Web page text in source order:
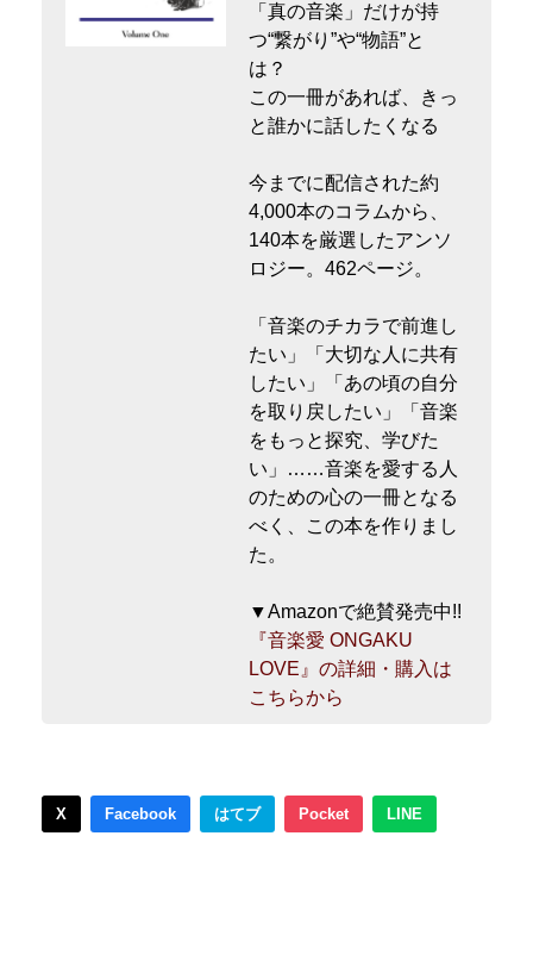
「真の音楽」だけが持
つ“繋がり”や“物語”と
は？
この一冊があれば、きっ
と誰かに話したくなる
今までに配信された約
4,000本のコラムから、
140本を厳選したアンソ
ロジー。462ページ。
「音楽のチカラで前進し
たい」「大切な人に共有
したい」「あの頃の自分
を取り戻したい」「音楽
をもっと探究、学びた
い」……音楽を愛する人
のための心の一冊となる
べく、この本を作りまし
た。
▼Amazonで絶賛発売中!!
『音楽愛 ONGAKU
LOVE』の詳細・購入は
こちらから
X Facebook はてブ Pocket LINE